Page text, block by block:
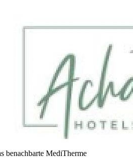
benachbarte MediTherme